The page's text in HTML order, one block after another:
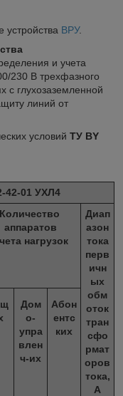
устройства ВРУ.
и учета
230 В трехфазного
с глухозаземленной
линий от
условий ТУ BY
42-01 УХЛ4
Количество
аппаратов
нагрузок
Диап
азон
тока
перв
ичн
ых
обм
оток
тран
сфо
рмат
оров
тока,
А
Дом
о-
упра
влен
ч-их
Абон
ентс
ких